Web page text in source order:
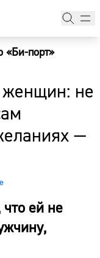
«Би-порт»
женщин: не
—
ей не